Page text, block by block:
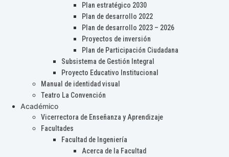
Plan estratégico 2030
Plan de desarrollo 2022
Plan de desarrollo 2023 – 2026
Proyectos de inversión
Plan de Participación Ciudadana
Subsistema de Gestión Integral
Proyecto Educativo Institucional
Manual de identidad visual
Teatro La Convención
Académico
Vicerrectora de Enseñanza y Aprendizaje
Facultades
Facultad de Ingeniería
Acerca de la Facultad